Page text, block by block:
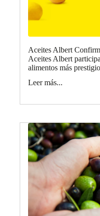
Aceites Albert
Aceites Albert
alimentos más
Leer más...